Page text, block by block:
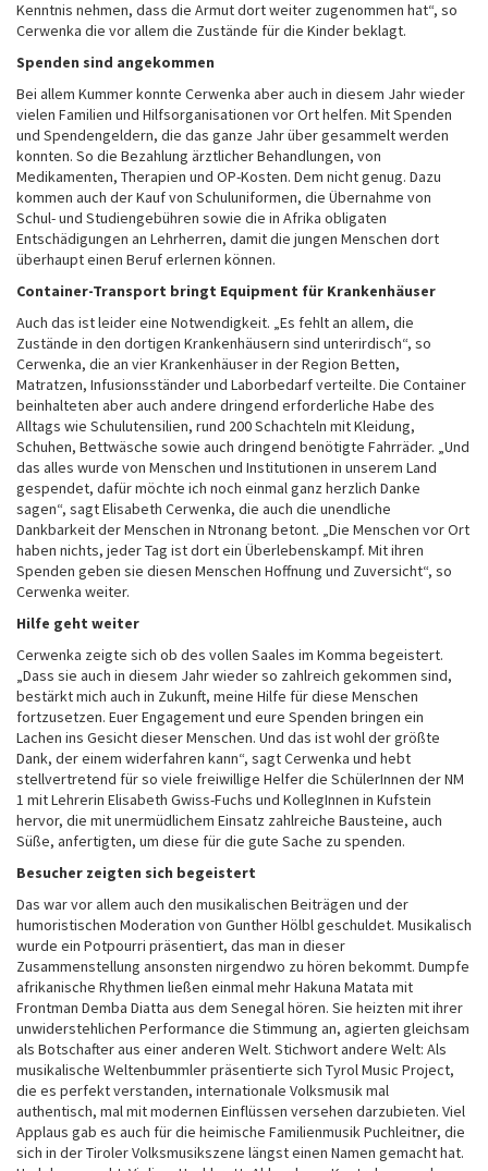
Kenntnis nehmen, dass die Armut dort weiter zugenommen hat“, so
Cerwenka die vor allem die Zustände für die Kinder beklagt.
Spenden sind angekommen
Bei allem Kummer konnte Cerwenka aber auch in diesem Jahr wieder
vielen Familien und Hilfsorganisationen vor Ort helfen. Mit Spenden
und Spendengeldern, die das ganze Jahr über gesammelt werden
konnten. So die Bezahlung ärztlicher Behandlungen, von
Medikamenten, Therapien und OP-Kosten. Dem nicht genug. Dazu
kommen auch der Kauf von Schuluniformen, die Übernahme von
Schul- und Studiengebühren sowie die in Afrika obligaten
Entschädigungen an Lehrherren, damit die jungen Menschen dort
überhaupt einen Beruf erlernen können.
Container-Transport bringt Equipment für Krankenhäuser
Auch das ist leider eine Notwendigkeit. „Es fehlt an allem, die
Zustände in den dortigen Krankenhäusern sind unterirdisch“, so
Cerwenka, die an vier Krankenhäuser in der Region Betten,
Matratzen, Infusionsständer und Laborbedarf verteilte. Die Container
beinhalteten aber auch andere dringend erforderliche Habe des
Alltags wie Schulutensilien, rund 200 Schachteln mit Kleidung,
Schuhen, Bettwäsche sowie auch dringend benötigte Fahrräder. „Und
das alles wurde von Menschen und Institutionen in unserem Land
gespendet, dafür möchte ich noch einmal ganz herzlich Danke
sagen“, sagt Elisabeth Cerwenka, die auch die unendliche
Dankbarkeit der Menschen in Ntronang betont. „Die Menschen vor Ort
haben nichts, jeder Tag ist dort ein Überlebenskampf. Mit ihren
Spenden geben sie diesen Menschen Hoffnung und Zuversicht“, so
Cerwenka weiter.
Hilfe geht weiter
Cerwenka zeigte sich ob des vollen Saales im Komma begeistert.
„Dass sie auch in diesem Jahr wieder so zahlreich gekommen sind,
bestärkt mich auch in Zukunft, meine Hilfe für diese Menschen
fortzusetzen. Euer Engagement und eure Spenden bringen ein
Lachen ins Gesicht dieser Menschen. Und das ist wohl der größte
Dank, der einem widerfahren kann“, sagt Cerwenka und hebt
stellvertretend für so viele freiwillige Helfer die SchülerInnen der NM
1 mit Lehrerin Elisabeth Gwiss-Fuchs und KollegInnen in Kufstein
hervor, die mit unermüdlichem Einsatz zahlreiche Bausteine, auch
Süße, anfertigten, um diese für die gute Sache zu spenden.
Besucher zeigten sich begeistert
Das war vor allem auch den musikalischen Beiträgen und der
humoristischen Moderation von Gunther Hölbl geschuldet. Musikalisch
wurde ein Potpourri präsentiert, das man in dieser
Zusammenstellung ansonsten nirgendwo zu hören bekommt. Dumpfe
afrikanische Rhythmen ließen einmal mehr Hakuna Matata mit
Frontman Demba Diatta aus dem Senegal hören. Sie heizten mit ihrer
unwiderstehlichen Performance die Stimmung an, agierten gleichsam
als Botschafter aus einer anderen Welt. Stichwort andere Welt: Als
musikalische Weltenbummler präsentierte sich Tyrol Music Project,
die es perfekt verstanden, internationale Volksmusik mal
authentisch, mal mit modernen Einflüssen versehen darzubieten. Viel
Applaus gab es auch für die heimische Familienmusik Puchleitner, die
sich in der Tiroler Volksmusikszene längst einen Namen gemacht hat.